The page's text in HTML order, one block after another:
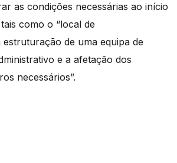
as condições necessárias ao início
como o “local de
de uma equipa de
e a afetação dos
necessários”.